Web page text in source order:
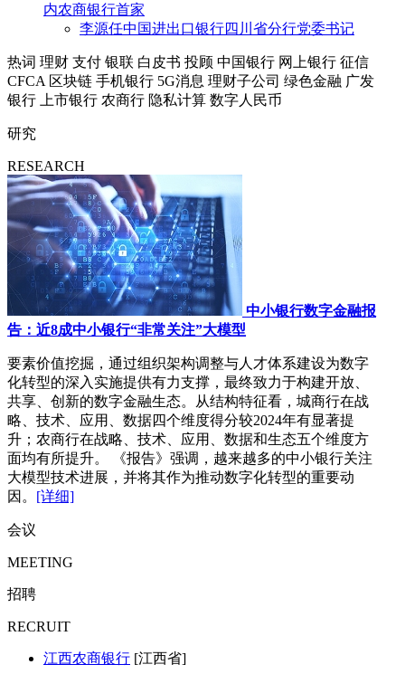
内农商银行首家
李源任中国进出口银行四川省分行党委书记
热词 理财 支付 银联 白皮书 投顾 中国银行 网上银行 征信
CFCA 区块链 手机银行 5G消息 理财子公司 绿色金融 广发
银行
上市银行 农商行 隐私计算 数字人民币
研究
RESEARCH
中小银行数字金融报
告：近8成中小银行“非常关注”大模型
要素价值挖掘，通过组织架构调整与人才体系建设为数字
化转型的深入实施提供有力支撑，最终致力于构建开放、
共享、创新的数字金融生态。从结构特征看，城商行在战
略、技术、应用、数据四个维度得分较2024年有显著提
升；农商行在战略、技术、应用、数据和生态五个维度方
面均有所提升。 《报告》强调，越来越多的中小银行关注
大模型技术进展，并将其作为推动数字化转型的重要动
因。 [详细]
会议
MEETING
招聘
RECRUIT
江西农商银行 [江西省]